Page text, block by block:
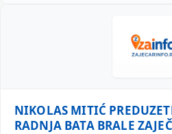
NIKOLAS MITIĆ
RADNJA BATA BRALE